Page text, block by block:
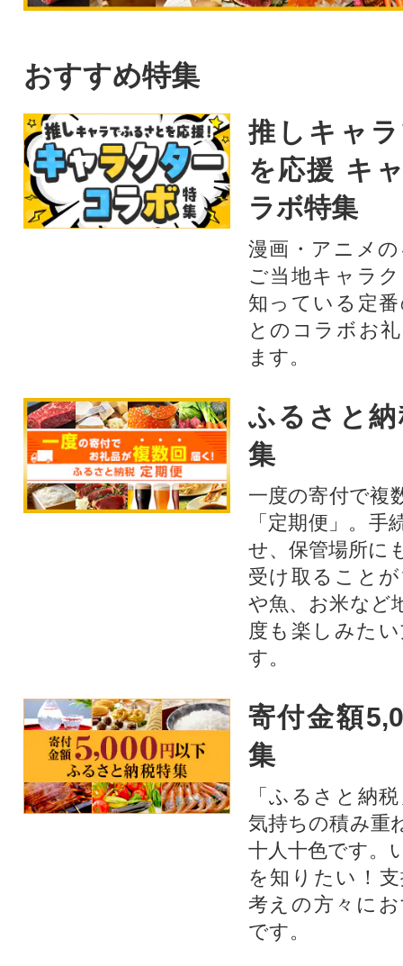
おすすめ特集
推しキャ
を応援 キ
ラボ特集
漫画・アニメ
ご当地キャラ
知っている定
とのコラボお
ます。​
ふるさと
集
一度の寄付で複
「定期便」。
せ、保管場所に
受け取ること
や魚、お米など
度も楽しみた
す。
寄付金額
集
「ふるさと納
気持ちの積み重
十人十色です。
を知りたい！
考えの方々に
です。